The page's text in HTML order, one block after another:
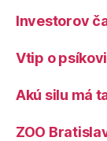
Investorov
Vtip o
Akú silu má
ZOO